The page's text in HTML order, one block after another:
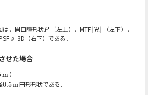
は，開口瞳形状P
P （左上），MTF |H|
H|
（左下），
s
s 3D（右下）である．
せた場合
m
m ）
0.5m
0.5m 円形形状である．